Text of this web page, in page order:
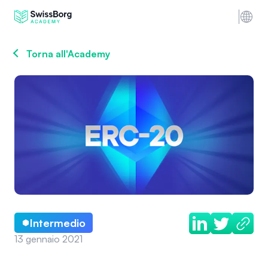
Torna all'Academy
Intermedio
13 gennaio 2021